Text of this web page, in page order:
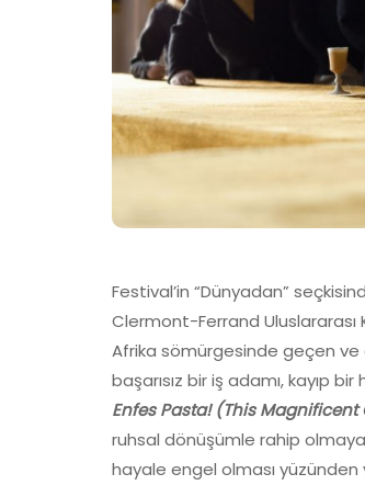
Festival’in “Dünyadan”
Clermont-Ferrand Uluslararası
Afrika sömürgesinde geçen ve
başarısız bir iş adamı, kayıp
Enfes Pasta! (This
ruhsal dönüşümle rahip olmaya
hayale engel olması yüzünden